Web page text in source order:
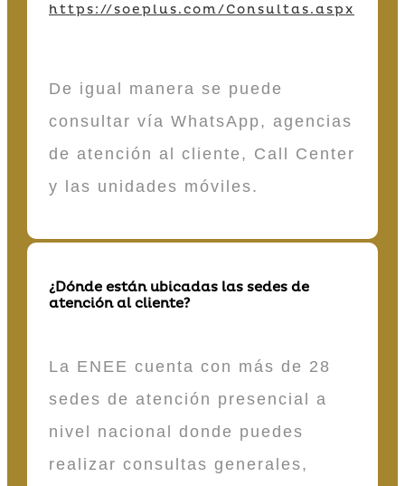
https://soeplus.com/Consultas.aspx
De igual manera se puede
consultar vía WhatsApp, agencias
de atención al cliente, Call Center
y las unidades móviles.
¿Dónde están ubicadas las sedes de
atención al cliente?
La ENEE cuenta con más de 28
sedes de atención presencial a
nivel nacional donde puedes
realizar consultas generales,